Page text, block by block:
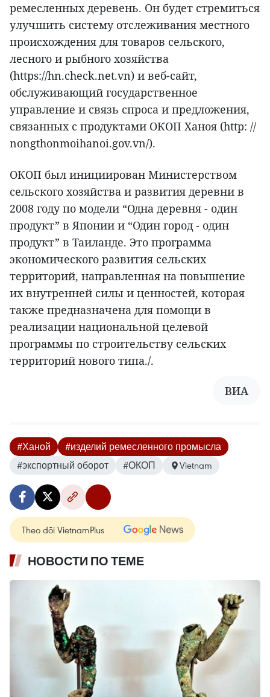
ремесленных деревень. Он будет стремиться
улучшить систему отслеживания местного
происхождения для товаров сельского,
лесного и рыбного хозяйства
(https://hn.check.net.vn) и веб-сайт,
обслуживающий государственное
управление и связь спроса и предложения,
связанных с продуктами ОКОП Ханоя (http: //
nongthonmoihanoi.gov.vn/).
ОКОП был инициирован Министерством
сельского хозяйства и развития деревни в
2008 году по модели “Одна деревня - один
продукт” в Японии и “Один город - один
продукт” в Таиланде. Это программа
экономического развития сельских
территорий, направленная на повышение
их внутренней силы и ценностей, которая
также предназначена для помощи в
реализации национальной целевой
программы по строительству сельских
территорий нового типа./.
ВИА
#Ханой
#изделий ремесленного промысла
#экспортный оборот
#ОКОП Vietnam
Theo dõi VietnamPlus
НОВОСТИ ПО ТЕМЕ